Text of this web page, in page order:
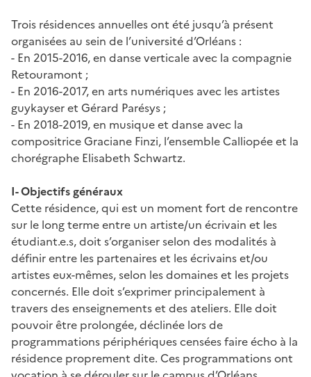
Trois résidences annuelles ont été jusqu’à présent
organisées au sein de l’université d’Orléans :
- En 2015-2016, en danse verticale avec la compagnie
Retouramont ;
- En 2016-2017, en arts numériques avec les artistes
guykayser et Gérard Parésys ;
- En 2018-2019, en musique et danse avec la
compositrice Graciane Finzi, l’ensemble Calliopée et la
chorégraphe Elisabeth Schwartz.
I- Objectifs généraux
Cette résidence, qui est un moment fort de rencontre
sur le long terme entre un artiste/un écrivain et les
étudiant.e.s, doit s’organiser selon des modalités à
définir entre les partenaires et les écrivains et/ou
artistes eux-mêmes, selon les domaines et les projets
concernés. Elle doit s’exprimer principalement à
travers des enseignements et des ateliers. Elle doit
pouvoir être prolongée, déclinée lors de
programmations périphériques censées faire écho à la
résidence proprement dite. Ces programmations ont